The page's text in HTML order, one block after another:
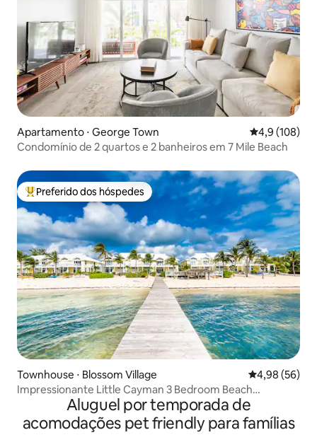
Apartamento ⋅ George Town 4,9 de uma
4,9 (108)
Condomínio de 2 quartos e 2 banheiros em 7 Mile Beach
Entre os melhores preferidos dos hóspedes
Preferido dos hóspedes
Townhouse ⋅ Blossom Village 4,98 de uma
4,98 (56)
Impressionante Little Cayman 3 Bedroom Beach
TownhouseAluguel por temporada de
acomodações pet friendly para famílias